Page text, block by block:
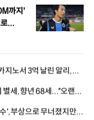
까지'
이
노서 3억 날린 알리, 英
별세, 향년 68세…"오랜
', 부상으로 무너졌지만